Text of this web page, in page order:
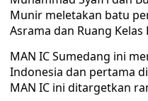
Munir meletakan batu
Asrama dan Ruang Kelas
MAN IC Sumedang ini
Indonesia dan pertama
MAN IC ini ditargetkan